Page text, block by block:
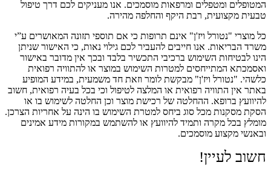
המטופלים ומטפלים ומרפאות מוסמכים. אנו מעניקים לכם דרך טיפול
טבעית מקצועית, רבת היקף והחלפה מהירה.
כל מוצרי "נטורל ויז'ן" אינם תרופות כי אם תוספי תזונה המאושרים ע”י
משרד הבריאות. אנו חייבים להעביר לכם גילוי נאות, כי האישור שניתן
הינו לבטיחות השימוש ברכיבי התכשיר בלבד ובכך אין מדובר באישור
ואסמכתא המתייחסים למטרות השימוש במוצר או להתוויה רפואית
כלשהי. "נטורל ויז'ן" מבקשת לומר וזאת חד משמעית, במידע המופיע
באתר אין התוויה רפואית או המלצה לטיפול וכי בכל בעיה רפואית, חשוב
להיוועץ ברופא. ההחלטה של רכישת מוצר וכן החלטה לשימוש בו או
הסקת מסקנות מכל סוג ביחס למטרת השימוש בו הינה על אחריות הצרכן.
מומלץ בכל מקרה ותמיד להיוועץ או להשתמש במקורות מידע אמינים
ובאנשי מקצוע מוסמכים.
חשוב לעיין!